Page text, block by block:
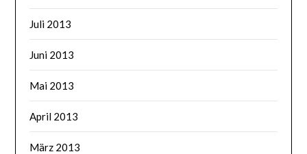
Juli 2013
Juni 2013
Mai 2013
April 2013
März 2013